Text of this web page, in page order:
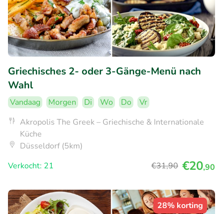
Griechisches 2- oder 3-Gänge-Menü nach
Wahl
Vandaag Morgen Di Wo Do
Vr
Akropolis The Greek – Griechische & Internationale
Küche
Düsseldorf (5km)
Verkocht: 21
€31,90 €20,90
28% korting